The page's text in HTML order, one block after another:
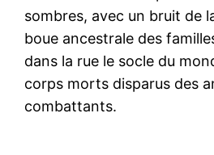
sombres, avec un bruit de
boue ancestrale des
dans la rue le socle du
corps morts disparus des
combattants.